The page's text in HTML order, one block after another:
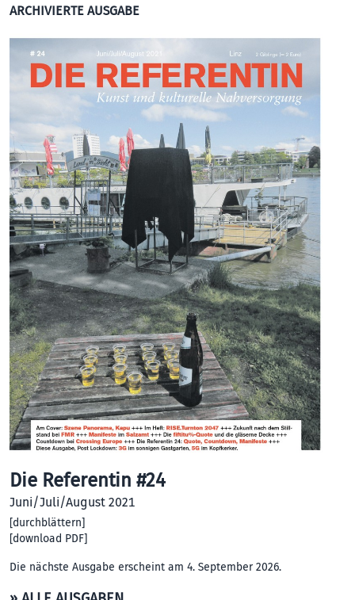
ARCHIVIERTE AUSGABE
Die Referentin #24
Juni/Juli/August 2021
[durchblättern]
[download PDF]
Die nächste Ausgabe erscheint am 4. September 2026.